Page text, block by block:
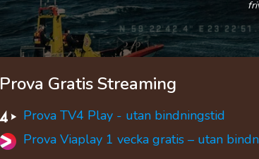
Prova Gratis Streaming
Prova TV4 Play - utan bindningstid
Prova Viaplay 1 vecka gratis – utan